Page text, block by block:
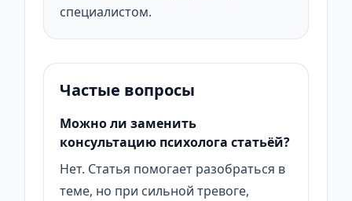
специалистом.
Частые вопросы
Можно ли заменить
консультацию психолога статьёй?
Нет. Статья помогает разобраться в
теме, но при сильной тревоге,